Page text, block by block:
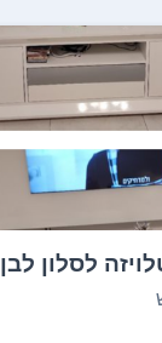
לסלון לבן
מבריק מיד...